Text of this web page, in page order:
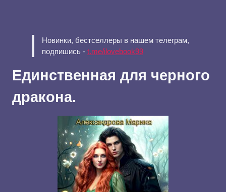
Новинки, бестселлеры в нашем телеграм,
подпишись - t.me/ilovebook99
Единственная для черного
дракона.